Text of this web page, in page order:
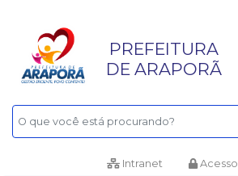
PREFEITURA
DE ARAPORÃ
Intranet Acesso